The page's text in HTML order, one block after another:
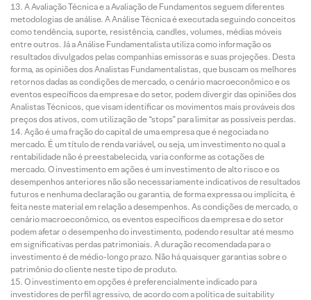
A Avaliação Técnica e a Avaliação de Fundamentos seguem diferentes
metodologias de análise. A Análise Técnica é executada seguindo conceitos
como tendência, suporte, resistência, candles, volumes, médias móveis
entre outros. Já a Análise Fundamentalista utiliza como informação os
resultados divulgados pelas companhias emissoras e suas projeções. Desta
forma, as opiniões dos Analistas Fundamentalistas, que buscam os melhores
retornos dadas as condições de mercado, o cenário macroeconômico e os
eventos específicos da empresa e do setor, podem divergir das opiniões dos
Analistas Técnicos, que visam identificar os movimentos mais prováveis dos
preços dos ativos, com utilização de “stops” para limitar as possíveis perdas.
Ação é uma fração do capital de uma empresa que é negociada no
mercado. É um título de renda variável, ou seja, um investimento no qual a
rentabilidade não é preestabelecida, varia conforme as cotações de
mercado. O investimento em ações é um investimento de alto risco e os
desempenhos anteriores não são necessariamente indicativos de resultados
futuros e nenhuma declaração ou garantia, de forma expressa ou implícita, é
feita neste material em relação a desempenhos. As condições de mercado, o
cenário macroeconômico, os eventos específicos da empresa e do setor
podem afetar o desempenho do investimento, podendo resultar até mesmo
em significativas perdas patrimoniais. A duração recomendada para o
investimento é de médio-longo prazo. Não há quaisquer garantias sobre o
patrimônio do cliente neste tipo de produto.
O investimento em opções é preferencialmente indicado para
investidores de perfil agressivo, de acordo com a política de suitability